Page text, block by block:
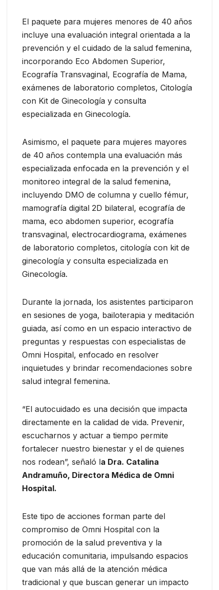
El paquete para mujeres menores de 40 años
incluye una evaluación integral orientada a la
prevención y el cuidado de la salud femenina,
incorporando Eco Abdomen Superior,
Ecografía Transvaginal, Ecografía de Mama,
exámenes de laboratorio completos, Citología
con Kit de Ginecología y consulta
especializada en Ginecología.
Asimismo, el paquete para mujeres mayores
de 40 años contempla una evaluación más
especializada enfocada en la prevención y el
monitoreo integral de la salud femenina,
incluyendo DMO de columna y cuello fémur,
mamografía digital 2D bilateral, ecografía de
mama, eco abdomen superior, ecografía
transvaginal, electrocardiograma, exámenes
de laboratorio completos, citología con kit de
ginecología y consulta especializada en
Ginecología.
Durante la jornada, los asistentes participaron
en sesiones de yoga, bailoterapia y meditación
guiada, así como en un espacio interactivo de
preguntas y respuestas con especialistas de
Omni Hospital, enfocado en resolver
inquietudes y brindar recomendaciones sobre
salud integral femenina.
“El autocuidado es una decisión que impacta
directamente en la calidad de vida. Prevenir,
escucharnos y actuar a tiempo permite
fortalecer nuestro bienestar y el de quienes
nos rodean”, señaló la Dra. Catalina
Andramuño, Directora Médica de Omni
Hospital.
Este tipo de acciones forman parte del
compromiso de Omni Hospital con la
promoción de la salud preventiva y la
educación comunitaria, impulsando espacios
que van más allá de la atención médica
tradicional y que buscan generar un impacto